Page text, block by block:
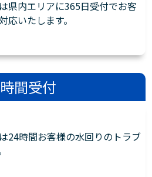
県内エリアに365日受付でお客
応いたします。
間受付
24時間お客様の水回りのトラブ